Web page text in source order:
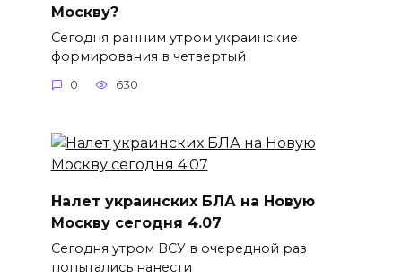
Москву?
Сегодня ранним утром украинские
формирования в четвертый
0 630
Налет украинских БЛА на Новую
Москву сегодня 4.07
Сегодня утром ВСУ в очередной раз
попытались нанести